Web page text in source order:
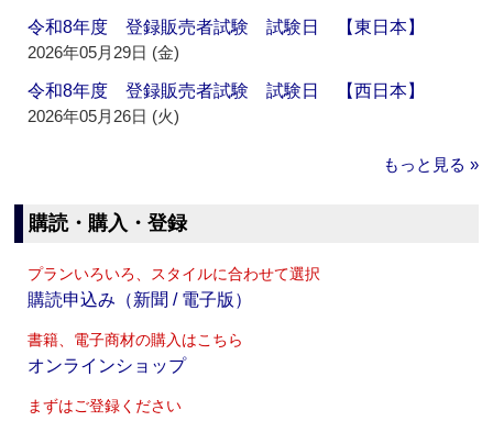
令和8年度 登録販売者試験 試験日 【東日本】
2026年05月29日 (金)
令和8年度 登録販売者試験 試験日 【西日本】
2026年05月26日 (火)
もっと見る »
購読・購入・登録
プランいろいろ、スタイルに合わせて選択
購読申込み（新聞 / 電子版）
書籍、電子商材の購入はこちら
オンラインショップ
まずはご登録ください